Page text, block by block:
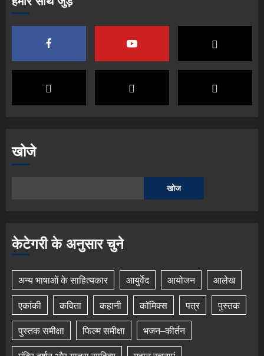
खोजे
खोज
केटेगरी के अनुसार चुने
अन्य भाषाओं के साहित्यकार आयुर्वेद आयोजन
आलेख
एकांकी
कविता कहानी कॉमिक्स पत्र
पुस्तक
पुस्तक समीक्षा
फिल्म समीक्षा
भजन–कीर्तन